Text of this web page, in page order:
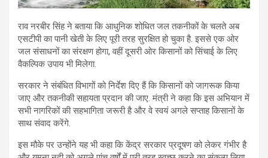
राव नरबीर सिंह ने बताया कि आधुनिक शोधित जल तकनीकों के चलते अब
एसटीपी का पानी खेती के लिए पूरी तरह सुरक्षित हो चुका है. इससे एक ओर
जल संसाधनों का संरक्षण होगा, वहीं दूसरी ओर किसानों को सिंचाई के लिए
वैकल्पिक उपाय भी मिलेगा.
सरकार ने संबंधित विभागों को निर्देश दिए हैं कि किसानों को जागरूक किया
जाए और तकनीकी सहायता प्रदान की जाए. मंत्री ने कहा कि इस अभियान में
सभी नागरिकों की सहभागिता जरूरी है और वे स्वयं अगले सप्ताह किसानों के
साथ संवाद करेंगे.
इस मौके पर उन्होंने यह भी कहा कि केंद्र सरकार प्रदूषण को लेकर गंभीर है